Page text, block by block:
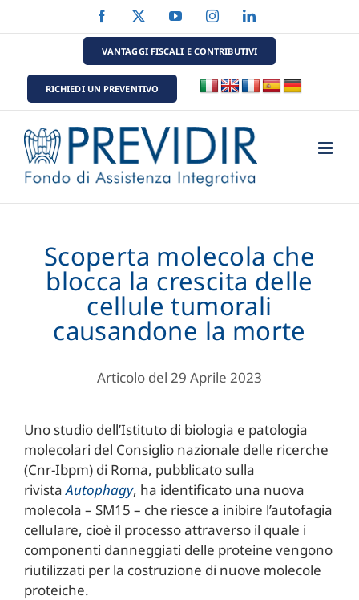
al
Facebook YouTubeInstagramLinkedIn
VANTAGGI FISCALI E CONTRIBUTIVI
RICHIEDI UN PREVENTIVO
Scoperta molecola che
blocca la crescita delle
cellule tumorali
causandone la morte
Articolo del 29 Aprile 2023
Uno studio dell’Istituto di biologia e patologia
molecolari del Consiglio nazionale delle ricerche
(Cnr-Ibpm) di Roma, pubblicato sulla
rivistaAutophagy, ha identificato una nuova
molecola – SM15 – che riesce a inibire l’autofagia
cellulare, cioè il processo attraverso il quale i
componenti danneggiati delle proteine vengono
riutilizzati per la costruzione di nuove molecole
proteiche.